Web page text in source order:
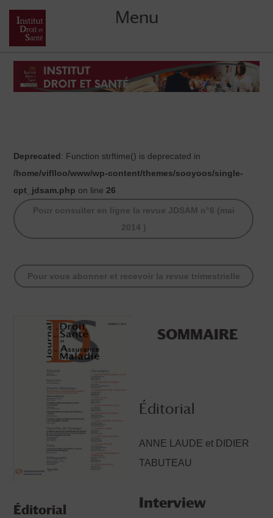
Menu
content
Deprecated: Function strftime() is deprecated in
/home/viflloo/www/wp-content/themes/sooyoos/single-
cpt_jdsam.php on line 26
Pour consulter en ligne la revue JDSAM n°6 (mai
2014 )
Pour vous abonner et recevoir la revue trimestrielle
Éditorial
SOMMAIRE
Éditorial
ANNE LAUDE et DIDIER
TABUTEAU
Interview